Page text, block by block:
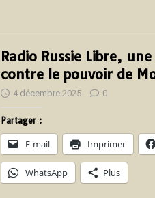
Radio Russie Libre,
contre le pouvoir de
4 décembre 2025 0
Partager :
E-mail Imprimer
WhatsApp Plus